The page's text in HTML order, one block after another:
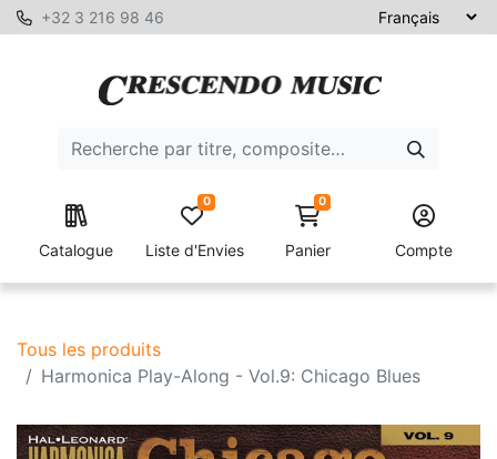
+32 3 216 98 46
Catalogue Liste d'Envies
0 0
Panier Compte
Tous les produits
Harmonica Play-Along - Vol.9: Chicago Blues